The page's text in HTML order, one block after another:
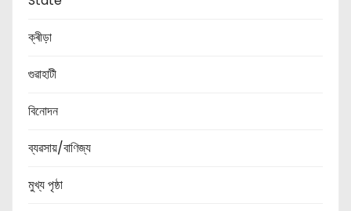
ক্ৰীড়া
গুৱাহাটী
বিনোদন
ব্যৱসায়/বাণিজ্য
মুখ্য পৃষ্ঠা